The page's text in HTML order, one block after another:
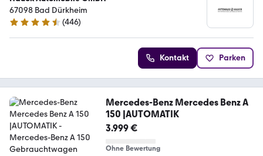
67098 Bad Dürkheim
4.4 Sterne
(446)
Kontakt Parken
Mercedes-Benz Mercedes Benz A
150 |AUTOMATIK
3.999 €
Ohne Bewertung